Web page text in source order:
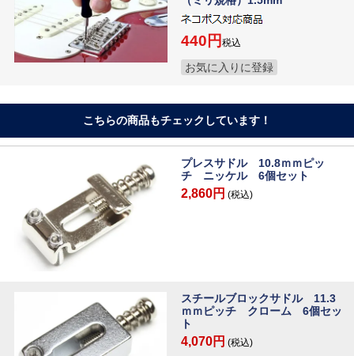
440 税込
お気に入りに登録
こちらの商品もチェックしています！
プレスサドル 10.8ｍｍピッ
チ ニッケル 6個セット
2,860円 (税込)
スチールブロックサドル 11.3
ｍｍピッチ クローム 6個セッ
ト
4,070円 (税込)